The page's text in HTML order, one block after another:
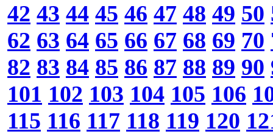
42 43 44 45 46 47 48 49 50
62 63 64 65 66 67 68 69 70
82 83 84 85 86 87 88 89 90
101 102 103 104 105 106
115 116 117 118 119 120